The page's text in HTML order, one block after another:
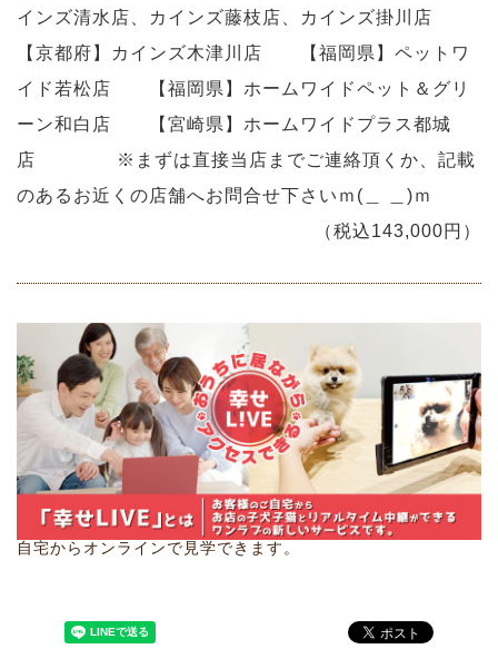
インズ清水店、カインズ藤枝店、カインズ掛川店
【京都府】カインズ木津川店 【福岡県】ペットワ
イド若松店 【福岡県】ホームワイドペット＆グリ
ーン和白店 【宮崎県】ホームワイドプラス都城
店 ※まずは直接当店までご連絡頂くか、記載
のあるお近くの店舗へお問合せ下さいｍ(＿ ＿)ｍ
（税込143,000円）
自宅からオンラインで見学できます。